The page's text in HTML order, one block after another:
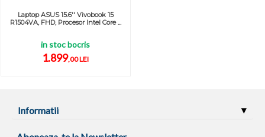
Laptop ASUS 15.6'' Vivobook 15
R1504VA, FHD, Procesor Intel Core ...
in stoc bocris
1.899,00 LEI
Informatii